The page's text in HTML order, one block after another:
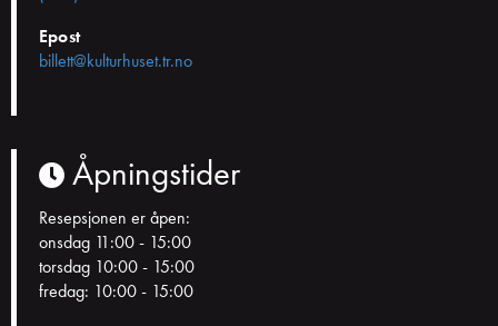
Epost
billett@kulturhuset.tr.no
Åpningstider
Resepsjonen er åpen:
onsdag 11:00 - 15:00
torsdag 10:00 - 15:00
fredag: 10:00 - 15:00